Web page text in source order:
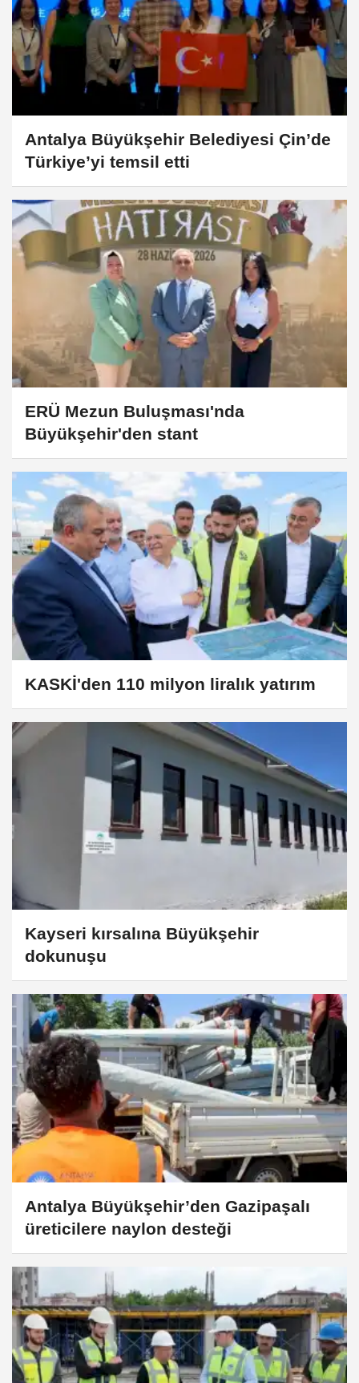
Antalya Büyükşehir Belediyesi Çin’de
Türkiye’yi temsil etti
ERÜ Mezun Buluşması'nda
Büyükşehir'den stant
KASKİ'den 110 milyon liralık yatırım
Kayseri kırsalına Büyükşehir
dokunuşu
Antalya Büyükşehir’den Gazipaşalı
üreticilere naylon desteği